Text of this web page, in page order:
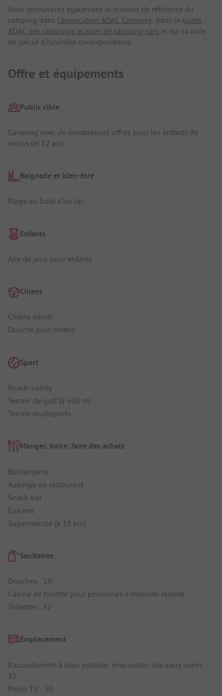
Vous retrouverez également le numéro de référence du
camping dans l'application ADAC Camping, dans le guide
ADAC des campings et aires de camping-cars et sur la carte
de calcul d'itinéraire correspondante.
Offre et équipements
Public cible
Camping avec de nombreuses offres pour les enfants de
moins de 12 ans
Baignade et bien-être
Plage au bord d'un lac
Enfants
Aire de jeux pour enfants
Chiens
Chiens admis
Douche pour chiens
Sport
Beach-volley
Terrain de golf (à 600 m)
Terrain multisports
Manger, boire, faire des achats
Boulangerie
Auberge ou restaurant
Snack-bar
Épicerie
Supermarché (à 18 km)
Sanitaires
Douches : 10
Cabine de toilette pour personnes à mobilité réduite
Toilettes : 32
Emplacement
Raccordement à l'eau potable, évacuation des eaux usées :
35
Prises TV : 30